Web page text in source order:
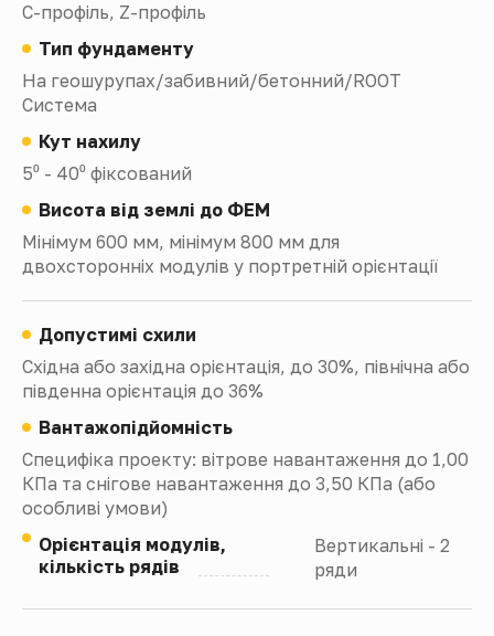
С-профіль, Z-профіль
Тип фундаменту
На геошурупах/забивний/бетонний/ROOT
Система
Кут нахилу
5⁰ - 40⁰ фіксований
Висота від землі до ФЕМ
Мінімум 600 мм, мінімум 800 мм для
двохсторонніх модулів у портретній орієнтації
Допустимі схили
Східна або західна орієнтація, до 30%, північна або
південна орієнтація до 36%
Вантажопідйомність
Специфіка проекту: вітрове навантаження до 1,00
КПа та снігове навантаження до 3,50 КПа (або
особливі умови)
Орієнтація модулів,
кількість рядів
Вертикальні - 2
ряди